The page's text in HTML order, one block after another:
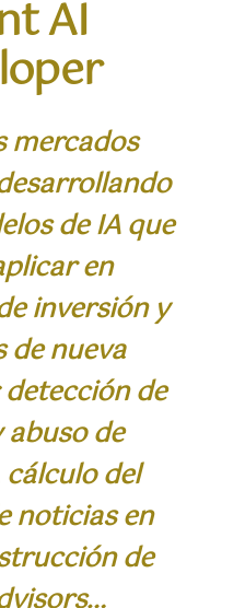
AI
mercados
de IA que
en
inversión y
de nueva
de
de
del
noticias en
de